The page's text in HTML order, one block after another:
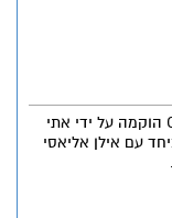
סיטרין סולושנס בע"מ Citrine Solutions LTD הוקמה על ידי אתי
עם אילן אליאסי